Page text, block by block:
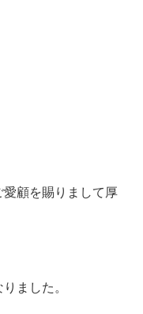
顧を賜りまして厚
ました。